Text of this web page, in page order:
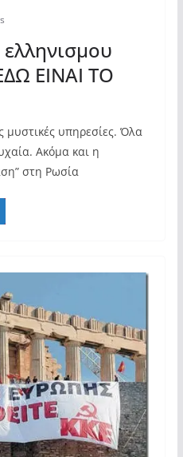
ΕΙΝΑΙ ΤΟ
μυστικές υπηρεσίες. Όλα
Ακόμα και η
στη Ρωσία